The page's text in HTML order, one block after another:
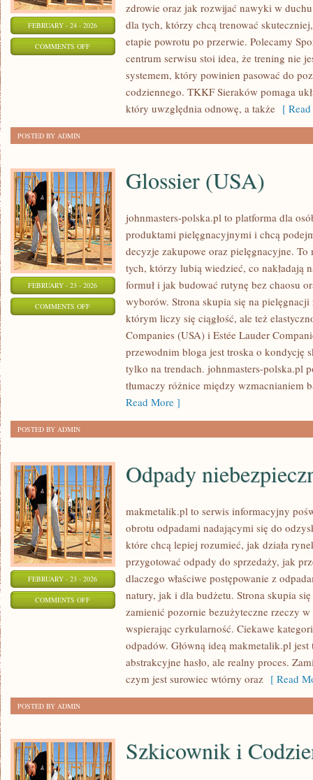
FEBRUARY - 24 - 2026
COMMENTS OFFON
SPORTOWY
zdrowie oraz jak rozwijać nawyki w
dla tych, którzy chcą trenować
etapie powrotu po przerwie. Polecamy
centrum serwisu stoi idea, że trening nie
systemem, który powinien pasować do
codziennego. TKKF Sieraków pomaga
który uwzględnia odnowę, a także [
POSTED BY ADMIN
FEBRUARY - 23 - 2026
COMMENTS OFFON
Glossier (USA)
johnmasters-polska.pl to platforma dla
produktami pielęgnacyjnymi i chcą
decyzje zakupowe oraz pielęgnacyjne. To
tych, którzy lubią wiedzieć, co nakładają
formuł i jak budować rutynę bez chaosu
wyborów. Strona skupia się na
którym liczy się ciągłość, ale też
Companies (USA) i Estée Lauder
przewodnim bloga jest troska o kondycję
tylko na trendach. johnmasters-polska.pl
tłumaczy różnice między wzmacnianiem
Read More ]
POSTED BY ADMIN
FEBRUARY - 23 - 2026
COMMENTS OFFON
NIEBEZPIECZNE
Odpady
makmetalik.pl to serwis informacyjny
obrotu odpadami nadającymi się do
które chcą lepiej rozumieć, jak działa
przygotować odpady do sprzedaży, jak
dlaczego właściwe postępowanie z
natury, jak i dla budżetu. Strona skupia
zamienić pozornie bezużyteczne rzeczy
wspierając cyrkularność. Ciekawe
odpadów. Główną ideą makmetalik.pl
abstrakcyjne hasło, ale realny proces.
czym jest surowiec wtórny oraz [ Read
POSTED BY ADMIN
Szkicownik i